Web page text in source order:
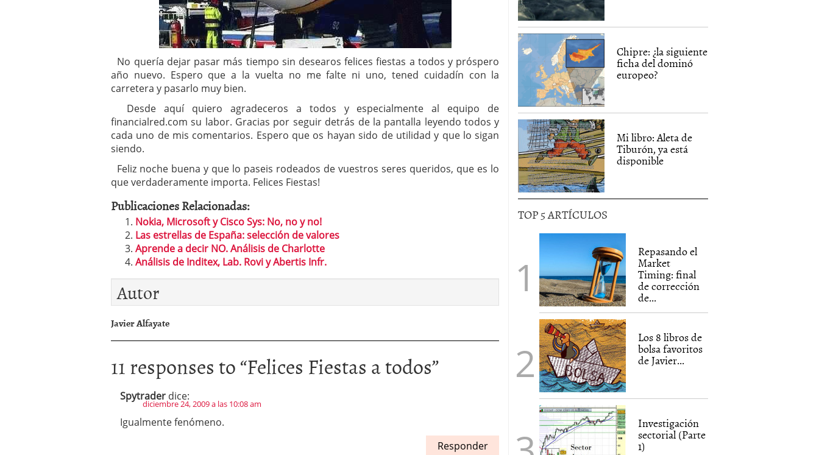
No quería dejar pasar más tiempo sin desearos felices fiestas a todos y próspero
año nuevo. Espero que a la vuelta no me falte ni uno, tened cuidadín con la
carretera y pasarlo muy bien.
Desde aquí quiero agradeceros a todos y especialmente al equipo de
financialred.com su labor. Gracias por seguir detrás de la pantalla leyendo todos y
cada uno de mis comentarios. Espero que os hayan sido de utilidad y que lo sigan
siendo.
Feliz noche buena y que lo paseis rodeados de vuestros seres queridos, que es lo
que verdaderamente importa. Felices Fiestas!
Publicaciones Relacionadas:
Nokia, Microsoft y Cisco Sys: No, no y no!
Las estrellas de España: selección de valores
Aprende a decir NO. Análisis de Charlotte
Análisis de Inditex, Lab. Rovi y Abertis Infr.
Autor
Javier Alfayate
11 responses to “Felices Fiestas a todos”
Spytrader dice:
diciembre 24, 2009 a las 10:08 am
Igualmente fenómeno.
Responder
Chipre: ¿la siguiente
ficha del dominó
europeo?
Mi libro: Aleta de
Tiburón, ya está
disponible
TOP 5 ARTÍCULOS
Repasando el
Market
Timing: final
de corrección
de...
Los 8 libros de
bolsa favoritos
de Javier...
Investigación
sectorial (Parte
1)